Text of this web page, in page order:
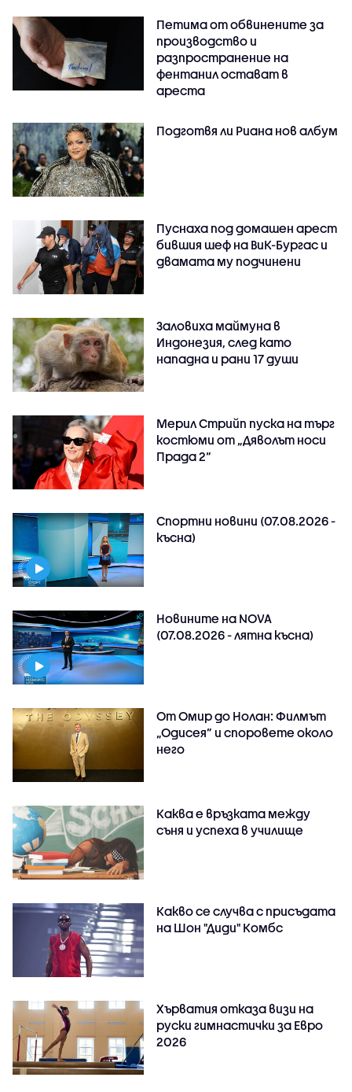
Петима от обвинените за
производство и
разпространение на
фентанил остават в
ареста
Подготвя ли Риана нов албум
Пуснаха под домашен арест
бившия шеф на ВиК-Бургас и
двамата му подчинени
Заловиха маймуна в
Индонезия, след като
нападна и рани 17 души
Мерил Стрийп пуска на търг
костюми от „Дяволът носи
Прада 2“
Спортни новини (07.08.2026 -
късна)
Новините на NOVA
(07.08.2026 - лятна късна)
От Омир до Нолан: Филмът
„Одисея” и споровете около
него
Каква е връзката между
съня и успеха в училище
Какво се случва с присъдата
на Шон "Диди" Комбс
Хърватия отказа визи на
руски гимнастички за Евро
2026